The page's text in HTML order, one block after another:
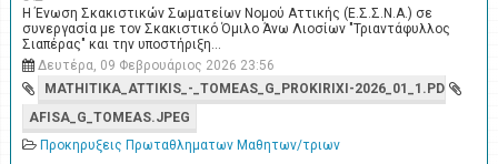
Η Ένωση Σκακιστικών Σωματείων Νομού Αττικής (Ε.Σ.Σ.Ν.Α.) σε
συνεργασία με τον Σκακιστικό Όμιλο Άνω Λιοσίων "Τριαντάφυλλος
Σιαπέρας" και την υποστήριξη…
Δευτέρα, 09 Φεβρουάριος 2026 23:56
MATHITIKA_ATTIKIS_-_TOMEAS_G_PROKIRIXI-2026_01_1.PDF
AFISA_G_TOMEAS.JPEG
Προκηρυξεις Πρωταθληματων Μαθητων/τριων